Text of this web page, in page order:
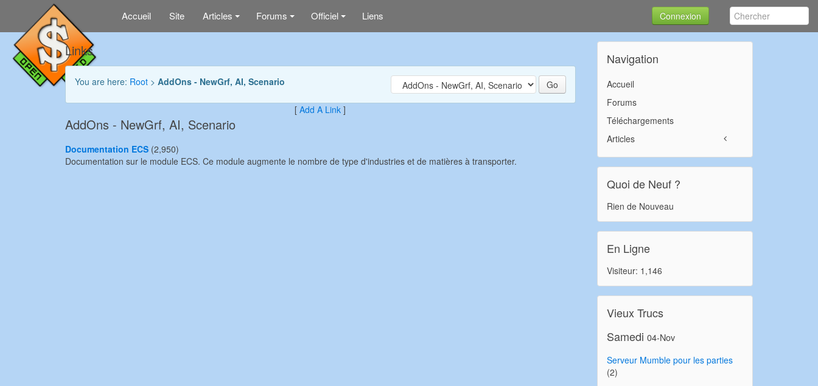
Accueil Site Articles Forums Officiel Liens Connexion
Links
You are here: Root > AddOns - NewGrf, AI, Scenario Go
[Add A Link ]
AddOns - NewGrf, AI, Scenario
Documentation ECS (2,950)
Documentation sur le module ECS. Ce module augmente le nombre de type d'industries et de matières à transporter.
Navigation
Accueil
Forums
Téléchargements
Articles
Quoi de Neuf ?
Rien de Nouveau
En Ligne
Visiteur: 1,146
Vieux Trucs
Samedi 04-Nov
Serveur Mumble pour les parties
(2)